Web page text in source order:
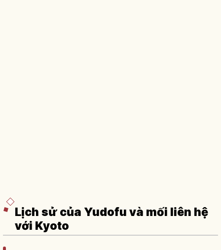
Lịch sử của Yudofu và mối liên hệ
với Kyoto